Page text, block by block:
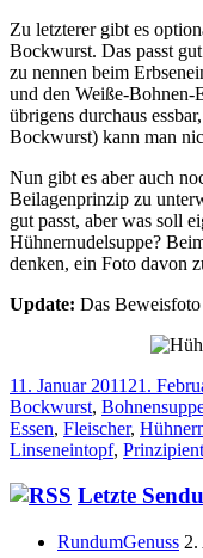
Zu letzterer gibt es
Bockwurst. Das passt
zu nennen beim
und den Weiße-Bohnen-
übrigens durchaus
Bockwurst) kann man
Nun gibt es aber auch
Beilagenprinzip zu
gut passt, aber was soll
Hühnernudelsuppe?
denken, ein Foto davon
Update: Das Beweisfoto
Veröffentlicht
am
11. Januar 2011 21.
Bockwurst,
Essen, Fleischer,
Linseneintopf,
Haupt-
Seitenleiste
Letzte
RundumGenuss 2.